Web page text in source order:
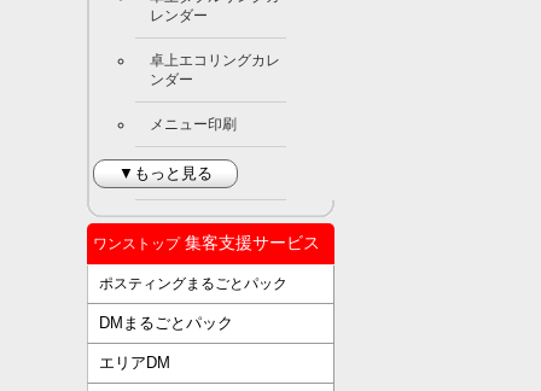
レンダー
卓上エコリングカレ
ンダー
メニュー印刷
▼もっと見る
ワンストップ集客支援サービス
ポスティングまるごとパック
DMまるごとパック
エリアDM